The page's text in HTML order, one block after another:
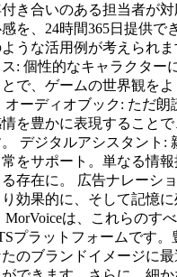
き合いのある担当者が
を、24時間365日提供で
うな活用例が考えられ
: 個性的なキャラクター
で、ゲームの世界観を
ーディオブック: ただ朗
を豊かに表現すること
デジタルアシスタント:
をサポート。単なる情
存在に。 広告ナレーシ
効果的に、そして記憶
は、これらのす
プラットフォームです。
のブランドイメージに